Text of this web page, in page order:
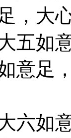
，大
五如
意足
六如